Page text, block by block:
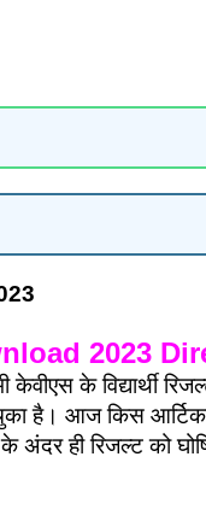
2023
के विद्यार्थी
चुका है। आज किस
अंदर ही रिजल्ट को